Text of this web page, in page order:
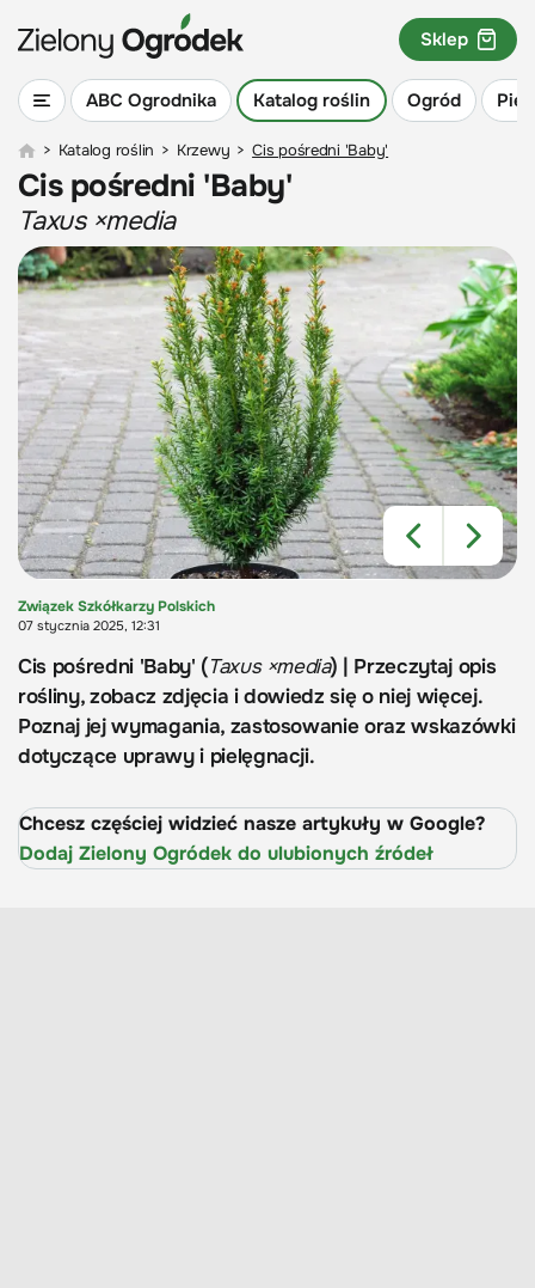
ABC Ogrodnika Katalog roślin Ogród
Sklep
> Katalog roślin > Krzewy > Cis pośredni 'Baby'
Cis pośredni 'Baby'
Taxus ×media
Związek Szkółkarzy Polskich
07 stycznia 2025, 12:31
Cis pośredni 'Baby' (Taxus ×media) | Przeczytaj opis
rośliny, zobacz zdjęcia i dowiedz się o niej więcej.
Poznaj jej wymagania, zastosowanie oraz wskazówki
dotyczące uprawy i pielęgnacji.
Chcesz częściej widzieć nasze artykuły w Google?
Dodaj Zielony Ogródek do ulubionych źródeł